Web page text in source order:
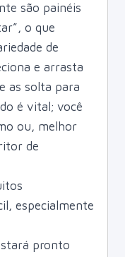
são painéis
o que
de
e arrasta
as solta para
é vital; você
ou, melhor
de
especialmente
pronto